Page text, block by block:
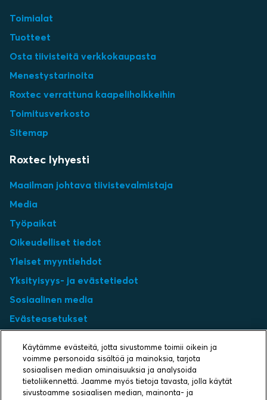
Toimialat
Tuotteet
Osta tiivisteitä verkkokaupasta
Menestystarinoita
Roxtec verrattuna kaapeliholkkeihin
Toimitusverkosto
Sitemap
Roxtec lyhyesti
Maailman johtava tiivistevalmistaja
Media
Työpaikat
Oikeudelliset tiedot
Yleiset myyntiehdot
Yksityisyys- ja evästetiedot
Sosiaalinen media
Evästeasetukset
Select market
Choose local site
Käytämme evästeitä, jotta sivustomme toimii oikein ja
voimme personoida sisältöä ja mainoksia, tarjota
sosiaalisen median ominaisuuksia ja analysoida
tietoliikennettä. Jaamme myös tietoja tavasta, jolla käytät
sivustoamme sosiaalisen median, mainonta- ja